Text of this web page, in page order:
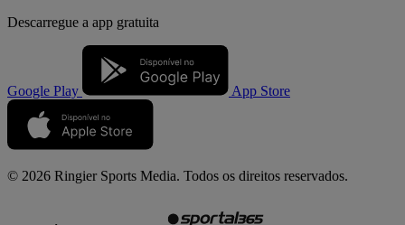
Descarregue a app gratuita
Google Play App Store
© 2026 Ringier Sports Media. Todos os direitos reservados.